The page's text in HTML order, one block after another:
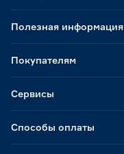
Способы оплаты
Полезная информация
Покупателям
Сервисы